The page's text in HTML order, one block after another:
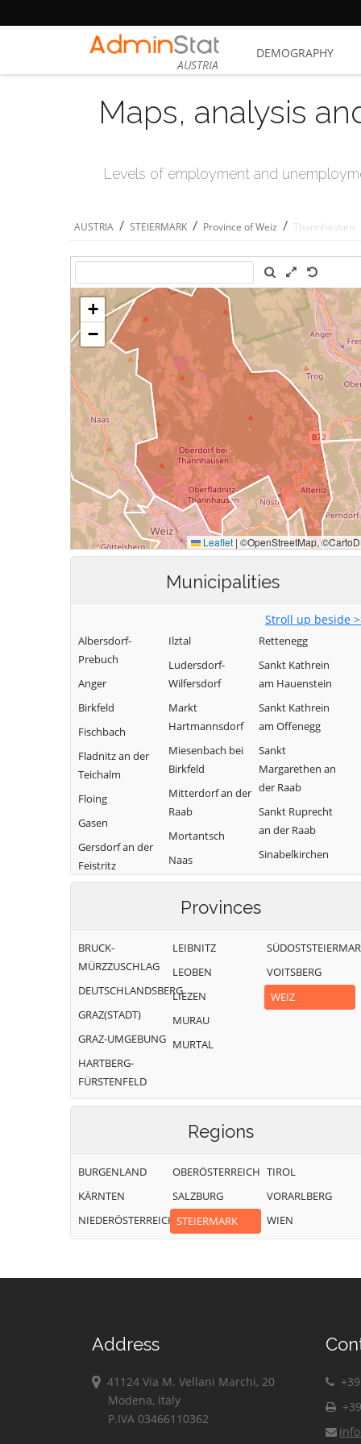
AUSTRIA
DEMOGRAPHY
Maps, analysis
Levels of employment and
AUSTRIA / STEIERMARK / Province of Weiz / Thannhausen
Municipalities
Stroll up beside
Albersdorf-
Prebuch
Anger
Birkfeld
Fischbach
Fladnitz an der
Teichalm
Floing
Gasen
Gersdorf an der
Feistritz
Hofstätten an
der Raab
Ilztal
Ludersdorf-
Wilfersdorf
Markt
Hartmannsdorf
Miesenbach bei
Birkfeld
Mitterdorf an der
Raab
Mortantsch
Naas
Passail
Pischelsdorf am
Puch bei Weiz
Ratten
Rettenegg
Sankt Kathrein
am Hauenstein
Sankt Kathrein
am Offenegg
Sankt
Margarethen an
der Raab
Sankt Ruprecht
an der Raab
Sinabelkirchen
Strallegg
Provinces
BRUCK-
MÜRZZUSCHLAG
DEUTSCHLANDSBERG
GRAZ(STADT)
GRAZ-UMGEBUNG
HARTBERG-
FÜRSTENFELD
LEIBNITZ
LEOBEN
LIEZEN
MURAU
MURTAL
VOITSBERG
WEIZ
Regions
BURGENLAND
KÄRNTEN
NIEDERÖSTERREICH
OBERÖSTERREICH
SALZBURG
STEIERMARK
TIROL
VORARLBERG
WIEN
Address
41124 Via M. Vellani Marchi, 20
Modena, Italy
P.IVA 03466110362